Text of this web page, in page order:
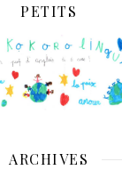
PETITS
ARCHIVES